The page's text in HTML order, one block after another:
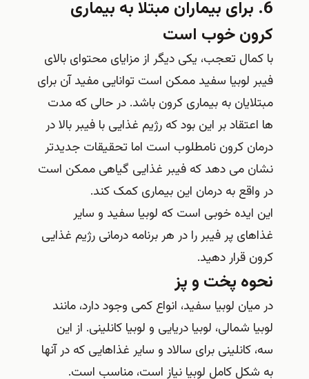
6. برای بیماران مبتلا به بیماری
کرون خوب است
با کمال تعجب، یکی دیگر از مزایای محتوای بالای
فیبر لوبیا سفید ممکن است توانایی مفید آن برای
مبتلایان به بیماری کرون باشد. در حالی که مدت‌
ها اعتقاد بر این بود که رژیم غذایی با فیبر بالا در
درمان کرون نامطلوب است اما تحقیقات جدیدتر
نشان می‌ دهد که فیبر غذایی گیاهی ممکن است
در واقع به درمان این بیماری کمک کند.
این ایده خوبی است که لوبیا سفید و سایر
غذاهای پر فیبر را در هر برنامه درمانی رژیم غذایی
کرون قرار دهید.
نحوه پخت و پز
در میان لوبیا سفید، انواع کمی وجود دارد، مانند
لوبیا شمالی، لوبیا دریایی و لوبیا کانلینی. از این
سه، کانلینی برای سالاد و سایر غذاهایی که در آنها
به شکل کامل لوبیا نیاز است، مناسب است.